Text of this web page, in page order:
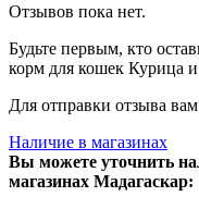
Отзывов пока нет.
Будьте первым, кто
корм для кошек Курица
Для отправки отзыва
Наличие в магазинах
Вы можете уточнить
магазинах Мадагаскар: